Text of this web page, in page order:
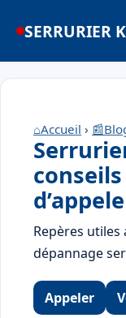
SERRURIER
⌂Accueil › 📰
Repères
dépannage
Appeler